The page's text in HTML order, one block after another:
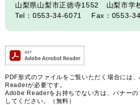
山梨県山梨市正徳寺1552 山梨市学
Tel：0553-34-6071
Fax：0553-
PDF形式のファイルをご覧いただく場合には
Readerが必要です。
Adobe Readerをお持ちでない方は、バナーの
してください。（無料）